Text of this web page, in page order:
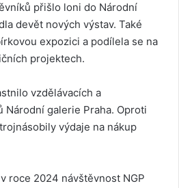
přišlo loni do Národní
devět nových výstav. Také
expozici a podílela se na
projektech.
vzdělávacích a
galerie Praha. Oproti
výdaje na nákup
roce 2024 návštěvnost NGP